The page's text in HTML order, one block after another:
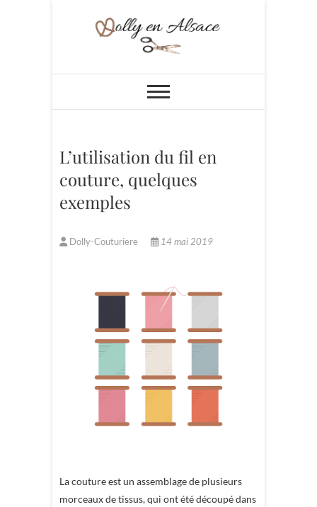
Dolly en Alsace
L’utilisation du fil en
couture, quelques
exemples
Dolly-Couturiere 14 mai 2019
La couture est un assemblage de plusieurs
morceaux de tissus, qui ont été découpé dans